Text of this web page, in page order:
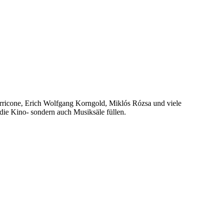
Erich Wolfgang Korngold, Miklós Rózsa und viele
Kino- sondern auch Musiksäle füllen.